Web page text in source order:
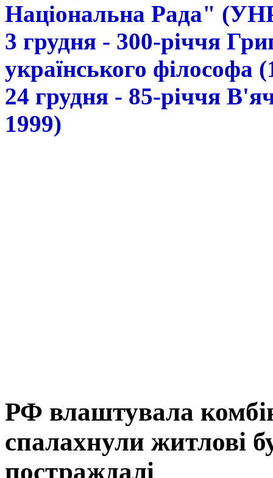
Національна Рада"
3 грудня - 300-річчя
українського філософа
24 грудня - 85-річчя
1999)
РФ влаштувала
спалахнули житлові
постраждалі